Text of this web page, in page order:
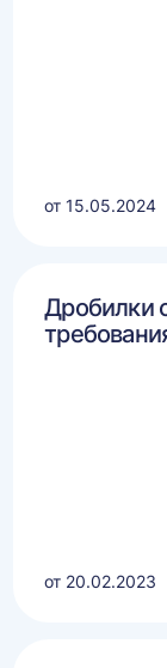
от 15.05.2024
Дробилки
от 20.02.2023